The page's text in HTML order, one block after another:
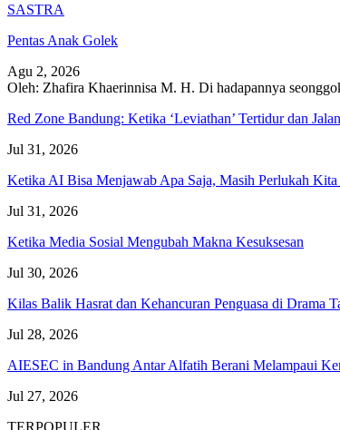
SASTRA
Pentas Anak Golek
Agu 2, 2026
Oleh: Zhafira Khaerinnisa M. H. Di hadapannya
Red Zone Bandung: Ketika ‘Leviathan’ Tertidur dan
Jul 31, 2026
Ketika AI Bisa Menjawab Apa Saja, Masih Perlukah
Jul 31, 2026
Ketika Media Sosial Mengubah Makna Kesuksesan
Jul 30, 2026
Kilas Balik Hasrat dan Kehancuran Penguasa di Drama
Jul 28, 2026
AIESEC in Bandung Antar Alfatih Berani Melampaui
Jul 27, 2026
TERPOPULER